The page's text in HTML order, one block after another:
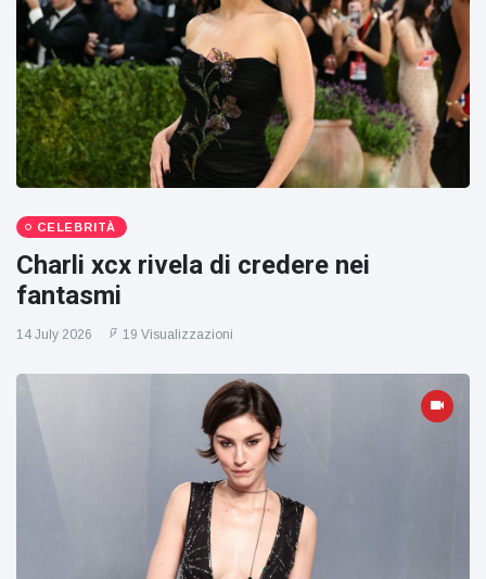
CELEBRITÀ
Charli xcx rivela di credere nei
fantasmi
14 July 2026 19 Visualizzazioni